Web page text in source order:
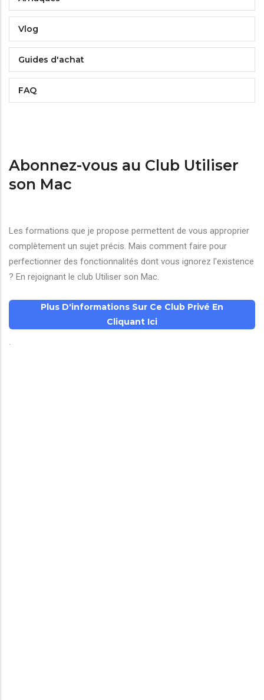
Vlog
Guides d'achat
FAQ
Abonnez-vous au Club Utiliser
son Mac
Les formations que je propose permettent de vous approprier
complètement un sujet précis. Mais comment faire pour
perfectionner des fonctionnalités dont vous ignorez l'existence
? En rejoignant le club Utiliser son Mac.
Plus D'informations Sur Ce Club Privé En
Cliquant Ici
.